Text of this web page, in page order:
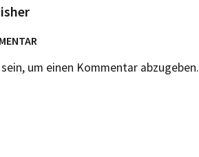
sein, um einen Kommentar abzugeben.